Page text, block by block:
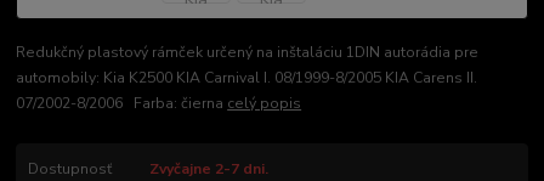
Redukčný plastový rámček určený na inštaláciu 1DIN autorádia pre
automobily: Kia K2500 KIA Carnival I. 08/1999-8/2005 KIA Carens II.
07/2002-8/2006 Farba: čierna celý popis
Dostupnosť Zvyčajne 2-7 dni.